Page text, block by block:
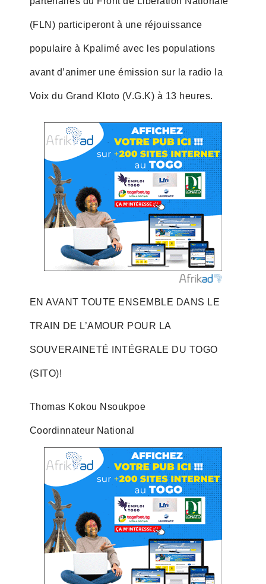
(FLN) participeront à une réjouissance
populaire à Kpalimé avec les populations
avant d’animer une émission sur la radio la
Voix du Grand Kloto (V.G.K) à 13 heures.
EN AVANT TOUTE ENSEMBLE DANS LE
TRAIN DE L’AMOUR POUR LA
SOUVERAINETÉ INTÉGRALE DU TOGO
(SITO)!
Thomas Kokou Nsoukpoe
Coordinnateur National